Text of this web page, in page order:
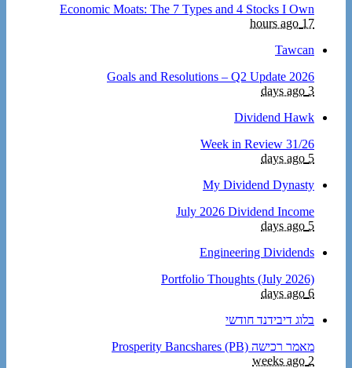
Economic Moats: The 7 Types and 4 Stocks I Own
17 hours ago
Tawcan
2026 Goals and Resolutions – Q2 Update
3 days ago
Dividend Hawk
Week in Review 31/26
5 days ago
My Dividend Dynasty
July 2026 Dividend Income
5 days ago
Engineering Dividends
Portfolio Thoughts (July 2026)
6 days ago
בלוג דיבידנד חודשי
מאמר רכישה Prosperity Bancshares (PB)
2 weeks ago